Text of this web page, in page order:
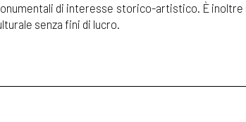
di interesse storico-artistico. È inoltre
senza fini di lucro.